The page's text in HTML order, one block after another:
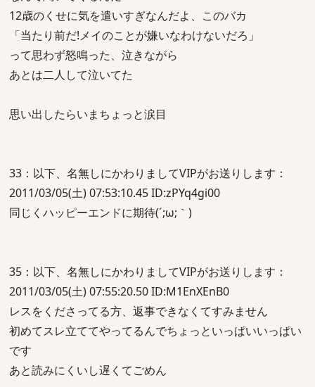
12歳のくせに気を遣いすぎなんだよ、このバカ
「当たり前だ!メイのことが嫌いなわけないだろ」
って思わず怒鳴った、泣きながら
あとは二人して泣いてた
思い出したらいまちょっと涙目
33：以下、名無しにかわりましてVIPがお送りします：
2011/03/05(土) 07:53:10.45 ID:zPYq4gi00
同じくハッピーエンドに期待(´;ω;｀)
35：以下、名無しにかわりましてVIPがお送りします：
2011/03/05(土) 07:55:20.50 ID:M1EnXEnB0
レスをくださってる方、返事できなくてすみません
初めてスレ立ててやってるんでちょっといっぱいいっぱい
です
あと読みにくいし遅くてごめん